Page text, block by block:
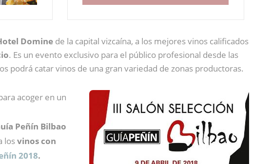
Domine de la capital vizcaína, a los mejores vinos calificados
. Es un evento exclusivo para el público profesional desde las
podrá catar vinos de una gran variedad de zonas productoras.
acoger en un
Peñín Bilbao
losvinos con
2018.